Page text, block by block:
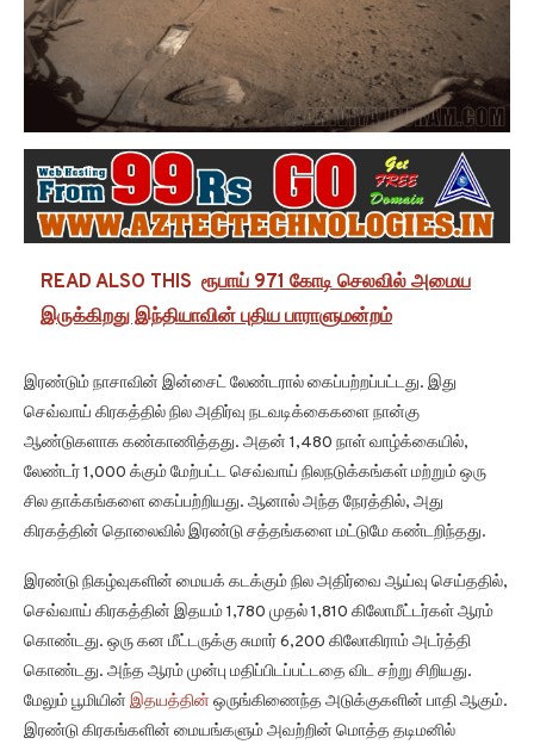
READ ALSO THIS ரூபாய் 971 கோடி செலவில் அமைய
இருக்கிறது இந்தியாவின் புதிய பாராளுமன்றம்
இரண்டும் நாசாவின் இன்சைட் லேண்டரால் கைப்பற்றப்பட்டது. இது
செவ்வாய் கிரகத்தில் நில அதிர்வு நடவடிக்கைகளை நான்கு
ஆண்டுகளாக கண்காணித்தது. அதன் 1,480 நாள் வாழ்க்கையில்,
லேண்டர் 1,000 க்கும் மேற்பட்ட செவ்வாய் நிலநடுக்கங்கள் மற்றும் ஒரு
சில தாக்கங்களை கைப்பற்றியது. ஆனால் அந்த நேரத்தில், அது
கிரகத்தின் தொலைவில் இரண்டு சத்தங்களை மட்டுமே கண்டறிந்தது.
இரண்டு நிகழ்வுகளின் மையக் கடக்கும் நில அதிர்வை ஆய்வு செய்ததில்,
செவ்வாய் கிரகத்தின் இதயம் 1,780 முதல் 1,810 கிலோமீட்டர்கள் ஆரம்
கொண்டது. ஒரு கன மீட்டருக்கு சுமார் 6,200 கிலோகிராம் அடர்த்தி
கொண்டது. அந்த ஆரம் முன்பு மதிப்பிடப்பட்டதை விட சற்று சிறியது.
மேலும் பூமியின் இதயத்தின் ஒருங்கிணைந்த அடுக்குகளின் பாதி ஆகும்.
இரண்டு கிரகங்களின் மையங்களும் அவற்றின் மொத்த தடிமனில்